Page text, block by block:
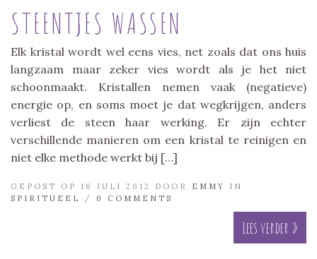
STEENTJES WASSEN
Elk kristal wordt wel eens vies, net zoals dat ons huis
langzaam maar zeker vies wordt als je het niet
schoonmaakt. Kristallen nemen vaak (negatieve)
energie op, en soms moet je dat wegkrijgen, anders
verliest de steen haar werking. Er zijn echter
verschillende manieren om een kristal te reinigen en
niet elke methode werkt bij […]
GEPOST OP 16 JULI 2012 DOOR EMMY
IN
SPIRITUEEL
/ 0 COMMENTS
Lees verder »